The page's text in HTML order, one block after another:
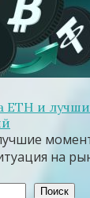
ETH и
на
Поиск